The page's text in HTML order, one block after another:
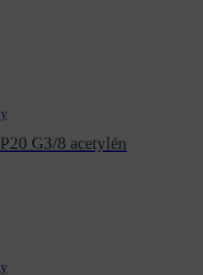
G3/8 acetylén